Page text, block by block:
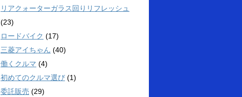
リアクォーターガラス回りリフレッシュ
(23)
ロードバイク (17)
三菱アイちゃん (40)
働くクルマ (4)
初めてのクルマ選び (1)
委託販売 (29)